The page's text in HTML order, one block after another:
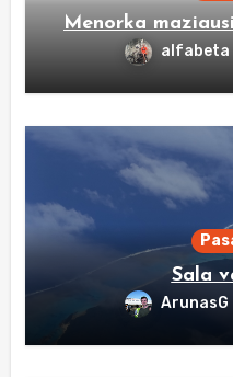
Menorka
alfabeta
Sala
ArunasG